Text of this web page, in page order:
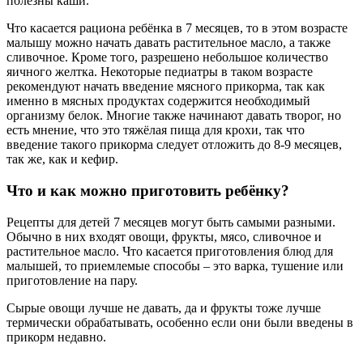
Что касается рациона ребёнка в 7 месяцев, то в этом возрасте
малышу можно начать давать растительное масло, а также
сливочное. Кроме того, разрешено небольшое количество
яичного желтка. Некоторые педиатры в таком возрасте
рекомендуют начать введение мясного прикорма, так как
именно в мясных продуктах содержится необходимый
организму белок. Многие также начинают давать творог, но
есть мнение, что это тяжёлая пища для крохи, так что
введение такого прикорма следует отложить до 8-9 месяцев,
так же, как и кефир.
Что и как можно приготовить ребёнку?
Рецепты для детей 7 месяцев могут быть самыми разными.
Обычно в них входят овощи, фрукты, мясо, сливочное и
растительное масло. Что касается приготовления блюд для
малышей, то приемлемые способы – это варка, тушение или
приготовление на пару.
Сырые овощи лучше не давать, да и фрукты тоже лучше
термически обрабатывать, особенно если они были введены в
прикорм недавно.